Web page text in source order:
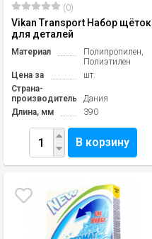
(0)
Vikan Transport Набор щёток
для деталей
Материал
Полипропилен,
Полиэтилен
Цена за
шт.
Страна-
производитель
Дания
Длина, мм
390
В корзину